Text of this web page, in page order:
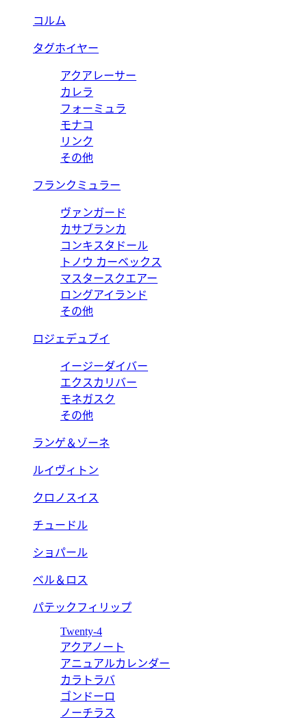
コルム
タグホイヤー
アクアレーサー
カレラ
フォーミュラ
モナコ
リンク
その他
フランクミュラー
ヴァンガード
カサブランカ
コンキスタドール
トノウ カーベックス
マスタースクエアー
ロングアイランド
その他
ロジェデュブイ
イージーダイバー
エクスカリバー
モネガスク
その他
ランゲ＆ゾーネ
ルイヴィトン
クロノスイス
チュードル
ショパール
ベル＆ロス
パテックフィリップ
Twenty-4
アクアノート
アニュアルカレンダー
カラトラバ
ゴンドーロ
ノーチラス